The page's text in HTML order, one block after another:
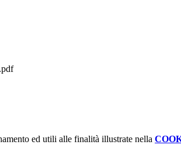
ed utili alle finalità illustrate nella